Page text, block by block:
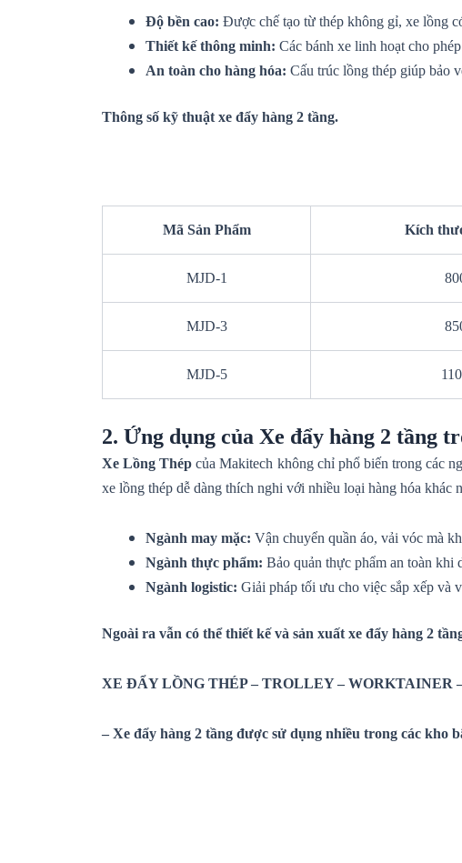
Độ bền cao: Được chế tạo từ thép không gỉ, xe lồng
Thiết kế thông minh: Các bánh xe linh hoạt cho
An toàn cho hàng hóa: Cấu trúc lồng thép giúp bảo
Thông số kỹ thuật xe đẩy hàng 2 tầng.
Mã Sản Phẩm Kích
MJD-1
MJD-3
MJD-5
2. Ứng dụng của Xe đẩy hàng 2 tầng
Xe Lồng Thép của Makitech không chỉ phổ biến trong các
xe lồng thép dễ dàng thích nghi với nhiều loại hàng hóa khác
Ngành may mặc: Vận chuyển quần áo, vải vóc mà
Ngành thực phẩm: Bảo quản thực phẩm an toàn khi
Ngành logistic: Giải pháp tối ưu cho việc sắp xếp và
Ngoài ra vẫn có thể thiết kế và sản xuất xe đẩy hàng 2
XE ĐẨY LỒNG THÉP – TROLLEY – WORKTAINER
– Xe đẩy hàng 2 tầng được sử dụng nhiều trong các kho